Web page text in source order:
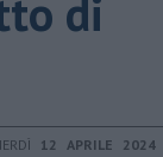
di
12 APRILE 2024